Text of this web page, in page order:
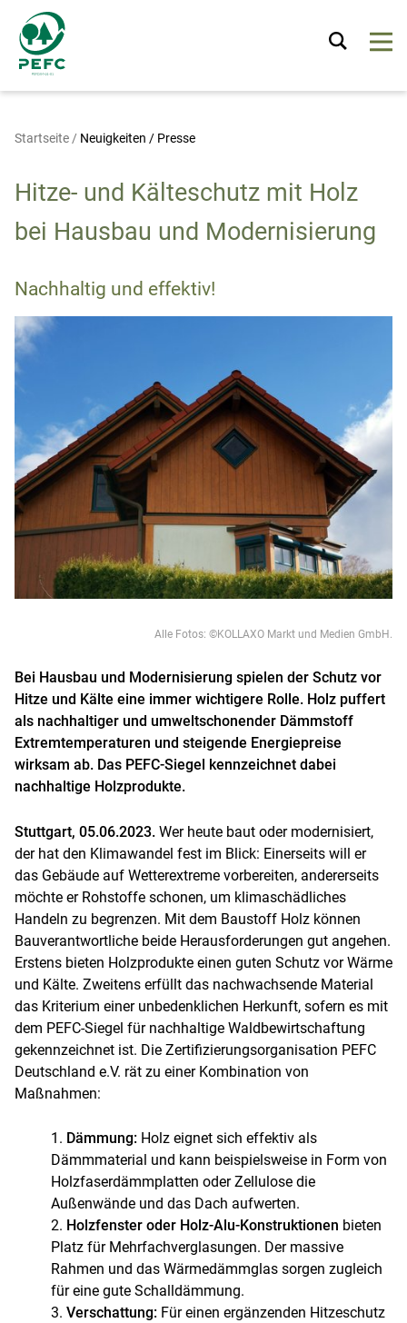
Startseite / Neuigkeiten / Presse
Hitze- und Kälteschutz mit Holz
bei Hausbau und Modernisierung
Nachhaltig und effektiv!
Alle Fotos: ©KOLLAXO Markt und Medien GmbH.
Bei Hausbau und Modernisierung spielen der Schutz vor
Hitze und Kälte eine immer wichtigere Rolle. Holz puffert
als nachhaltiger und umweltschonender Dämmstoff
Extremtemperaturen und steigende Energiepreise
wirksam ab. Das PEFC-Siegel kennzeichnet dabei
nachhaltige Holzprodukte.
Stuttgart, 05.06.2023. Wer heute baut oder modernisiert,
der hat den Klimawandel fest im Blick: Einerseits will er
das Gebäude auf Wetterextreme vorbereiten, andererseits
möchte er Rohstoffe schonen, um klimaschädliches
Handeln zu begrenzen. Mit dem Baustoff Holz können
Bauverantwortliche beide Herausforderungen gut angehen.
Erstens bieten Holzprodukte einen guten Schutz vor Wärme
und Kälte. Zweitens erfüllt das nachwachsende Material
das Kriterium einer unbedenklichen Herkunft, sofern es mit
dem PEFC-Siegel für nachhaltige Waldbewirtschaftung
gekennzeichnet ist. Die Zertifizierungsorganisation PEFC
Deutschland e.V. rät zu einer Kombination von
Maßnahmen:
Dämmung: Holz eignet sich effektiv als
Dämmmaterial und kann beispielsweise in Form von
Holzfaserdämmplatten oder Zellulose die
Außenwände und das Dach aufwerten.
Holzfenster oder Holz-Alu-Konstruktionen bieten
Platz für Mehrfachverglasungen. Der massive
Rahmen und das Wärmedämmglas sorgen zugleich
für eine gute Schalldämmung.
Verschattung: Für einen ergänzenden Hitzeschutz